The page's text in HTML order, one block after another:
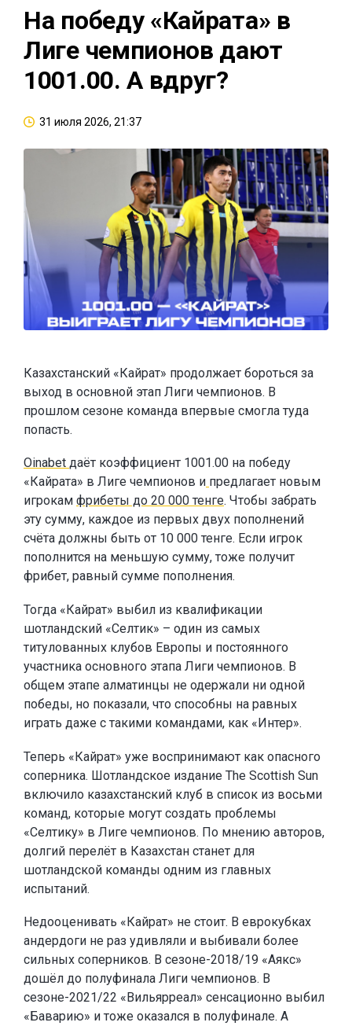
На победу «Кайрата» в
Лиге чемпионов дают
1001.00. А вдруг?
31 июля 2026, 21:37
Казахстанский «Кайрат» продолжает бороться за
выход в основной этап Лиги чемпионов. В
прошлом сезоне команда впервые смогла туда
попасть.
Oinabet даёт коэффициент 1001.00 на победу
«Кайрата» в Лиге чемпионов и предлагает новым
игрокам фрибеты до 20 000 тенге. Чтобы забрать
эту сумму, каждое из первых двух пополнений
счёта должны быть от 10 000 тенге. Если игрок
пополнится на меньшую сумму, тоже получит
фрибет, равный сумме пополнения.
Тогда «Кайрат» выбил из квалификации
шотландский «Селтик» – один из самых
титулованных клубов Европы и постоянного
участника основного этапа Лиги чемпионов. В
общем этапе алматинцы не одержали ни одной
победы, но показали, что способны на равных
играть даже с такими командами, как «Интер».
Теперь «Кайрат» уже воспринимают как опасного
соперника. Шотландское издание The Scottish Sun
включило казахстанский клуб в список из восьми
команд, которые могут создать проблемы
«Селтику» в Лиге чемпионов. По мнению авторов,
долгий перелёт в Казахстан станет для
шотландской команды одним из главных
испытаний.
Недооценивать «Кайрат» не стоит. В еврокубках
андердоги не раз удивляли и выбивали более
сильных соперников. В сезоне-2018/19 «Аякс»
дошёл до полуфинала Лиги чемпионов. В
сезоне-2021/22 «Вильярреал» сенсационно выбил
«Баварию» и тоже оказался в полуфинале. А